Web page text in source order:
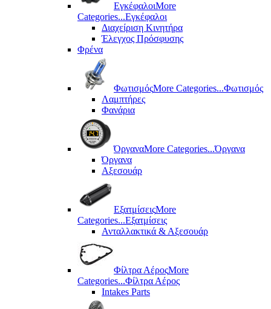
ΕγκέφαλοιMore
Categories...Εγκέφαλοι
Διαχείριση Κινητήρα
Έλεγχος Πρόσφυσης
Φρένα
ΦωτισμόςMore Categories...Φωτισμός
Λαμπτήρες
Φανάρια
ΌργαναMore Categories...Όργανα
Όργανα
Αξεσουάρ
ΕξατμίσειςMore
Categories...Εξατμίσεις
Ανταλλακτικά & Αξεσουάρ
Φίλτρα ΑέροςMore
Categories...Φίλτρα Αέρος
Intakes Parts